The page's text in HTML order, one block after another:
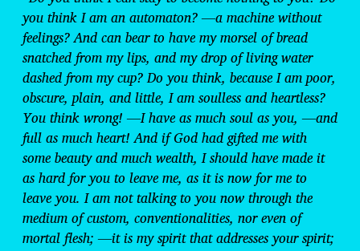
you think I am an automaton? —a machine without
feelings? And can bear to have my morsel of bread
snatched from my lips, and my drop of living water
dashed from my cup? Do you think, because I am poor,
obscure, plain, and little, I am soulless and heartless?
You think wrong! —I have as much soul as you, —and
full as much heart! And if God had gifted me with
some beauty and much wealth, I should have made it
as hard for you to leave me, as it is now for me to
leave you. I am not talking to you now through the
medium of custom, conventionalities, nor even of
mortal flesh; —it is my spirit that addresses your spirit;